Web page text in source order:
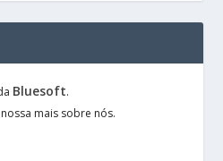
Bluesoft.
mais sobre nós.